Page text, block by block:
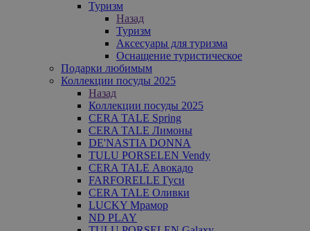
Туризм
Назад
Туризм
Аксесуары для туризма
Оснащение туристическое
Подарки любимым
Коллекции посуды 2025
Назад
Коллекции посуды 2025
CERA TALE Spring
CERA TALE Лимоны
DE'NASTIA DONNA
TULU PORSELEN Vendy
CERA TALE Авокадо
FARFORELLE Гуси
CERA TALE Оливки
LUCKY Мрамор
ND PLAY